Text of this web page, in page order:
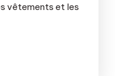
vêtements et les